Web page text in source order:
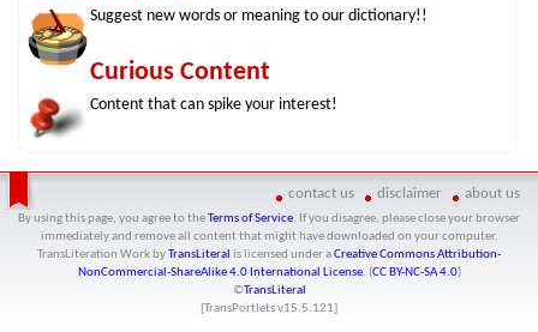
Suggest new words or meaning to our dictionary!!
Curious Content
Content that can spike your interest!
contact us disclaimer about us
By using this page, you agree to the Terms of Service. If you disagree, please close your browser
immediately and remove all content that might have downloaded on your computer.
TransLiteration Workby TransLiteral is licensed under aCreative Commons Attribution-
NonCommercial-ShareAlike 4.0 International License. (CC BY-NC-SA 4.0)
©TransLiteral
[TransPortlets v15.5.121